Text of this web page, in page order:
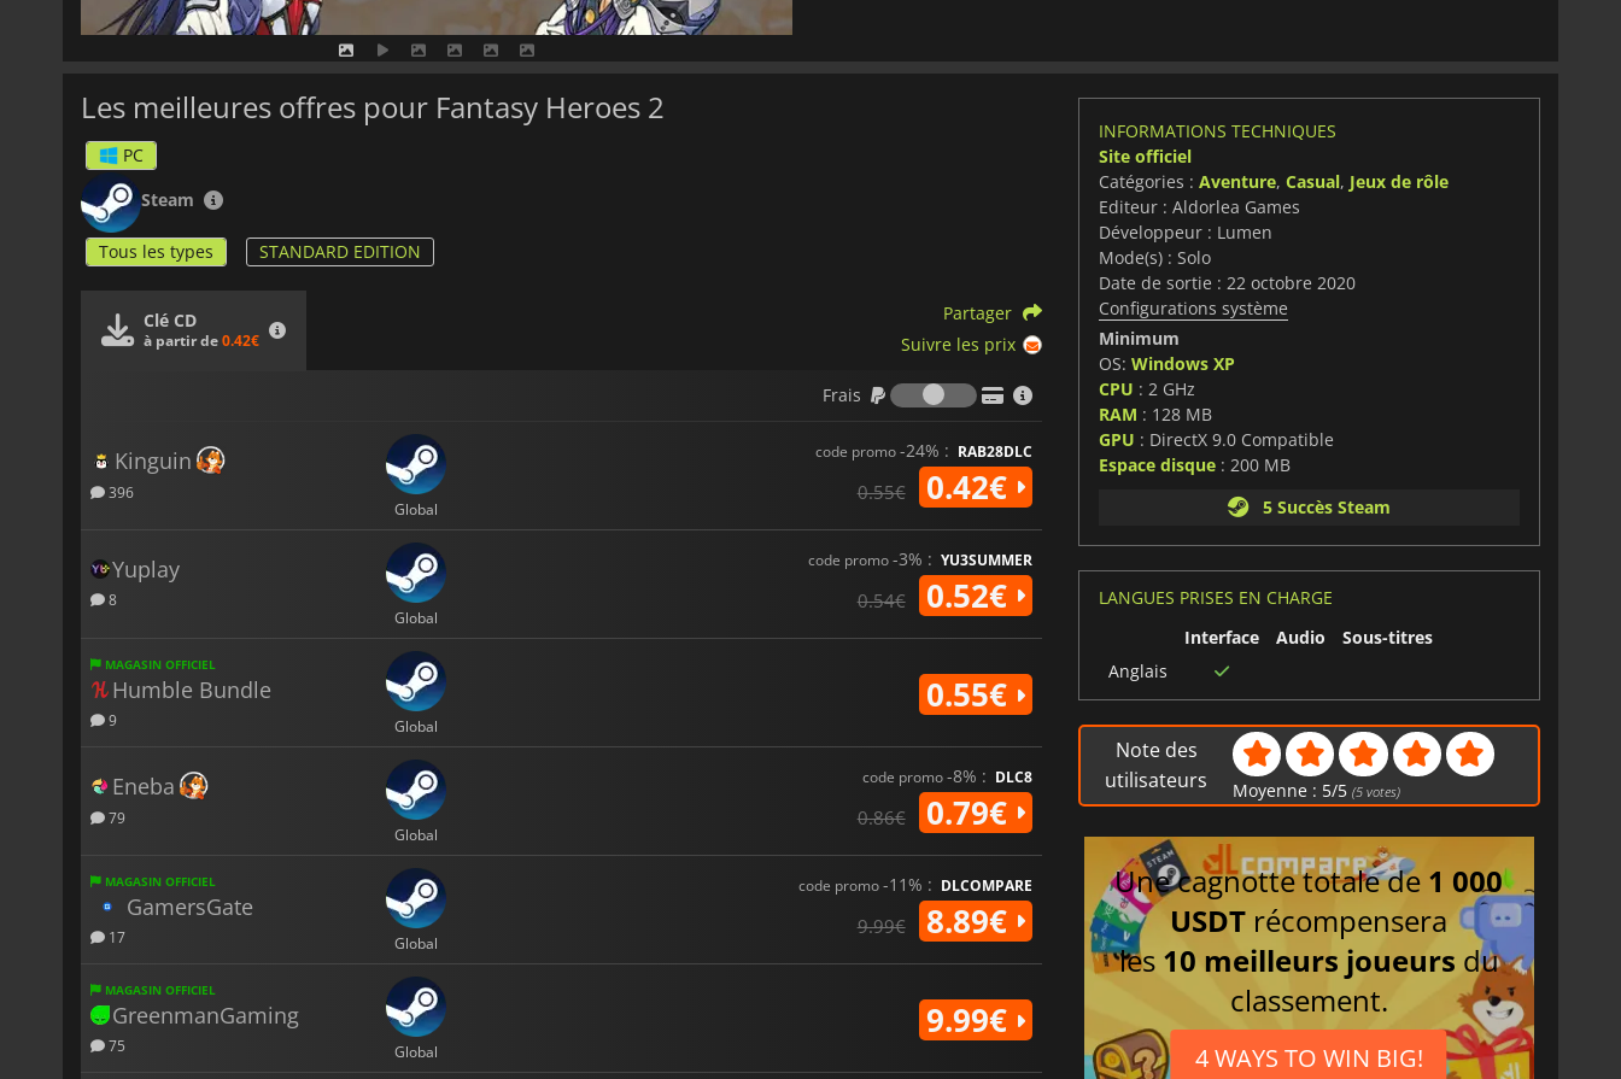
Les meilleures offres pour Fantasy Heroes 2
PC
Steam
Tous les types STANDARD EDITION
Clé CD
à partir de0.42€
Partager
Suivre les prix
Frais
Frais
Kinguin
396
Global
code promo-24% : RAB28DLC
0.55€ 0.42€
Yuplay
8
Global
code promo-3% : YU3SUMMER
0.54€ 0.52€
MAGASIN OFFICIEL
Humble Bundle
9 Global
0.55€
Eneba
79
Global
code promo-8% : DLC8
0.86€ 0.79€
MAGASIN OFFICIEL
GamersGate
17 Global
code promo-11% : DLCOMPARE
9.99€ 8.89€
MAGASIN OFFICIEL
GreenmanGaming
75 Global
9.99€
INFORMATIONS TECHNIQUES
Site officiel
Catégories : Aventure, Casual, Jeux de rôle
Editeur : Aldorlea Games
Développeur : Lumen
Mode(s) : Solo
Date de sortie : 22 octobre 2020
Configurations système
Minimum
OS: Windows XP
CPU : 2 GHz
RAM : 128 MB
GPU : DirectX 9.0 Compatible
Espace disque: 200 MB
5 Succès Steam
LANGUES PRISES EN CHARGE
Interface
Audio
Sous-titres
Anglais
Note des
utilisateurs
Moyenne : 5/5 (5 votes)
Une cagnotte totale de 1 000
USDT récompensera
les 10 meilleurs joueurs du
classement.
4 WAYS TO WIN BIG!